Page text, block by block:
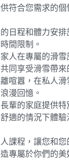
符合您需求的個
日程和體力安
間限制。
人在專屬的滑雪
同享受滑雪帶來
喧囂，在私人
漫回憶。
輩的家庭提供
適的情況下體驗
課程，讓您和您
專屬於你們的美